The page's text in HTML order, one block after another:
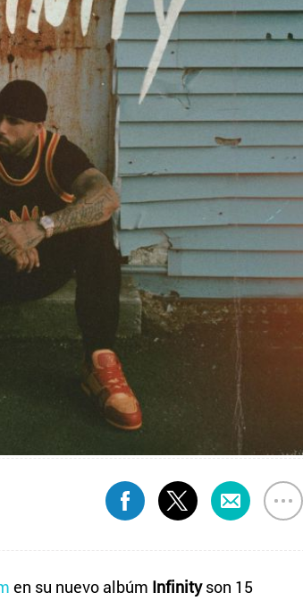
en su nuevo albúm Infinityson 15